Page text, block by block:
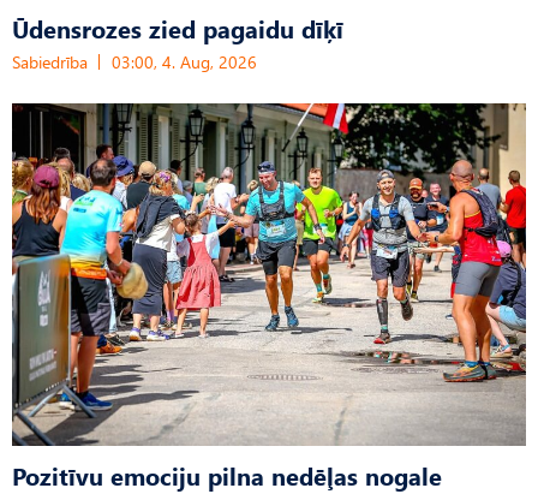
Ūdensrozes zied pagaidu dīķī
Sabiedrība 03:00, 4. Aug, 2026
Pozitīvu emociju pilna nedēļas nogale